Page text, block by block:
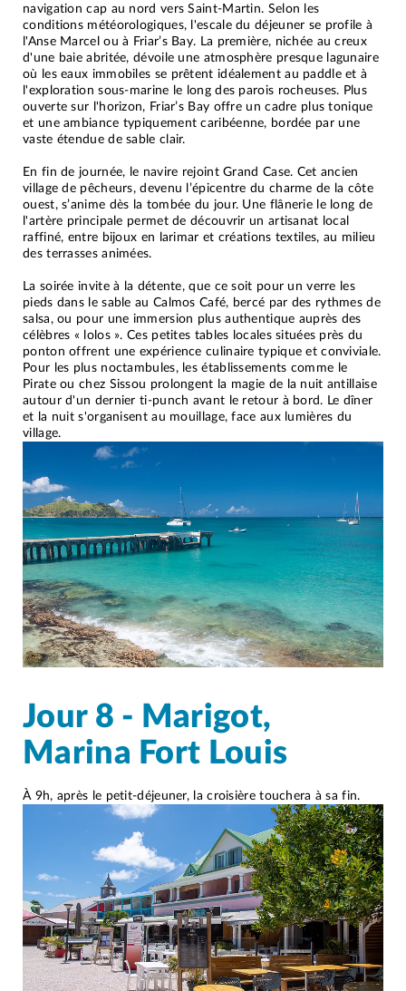
navigation cap au nord vers Saint-Martin. Selon les
conditions météorologiques, l'escale du déjeuner se profile à
l'Anse Marcel ou à Friar’s Bay. La première, nichée au creux
d'une baie abritée, dévoile une atmosphère presque lagunaire
où les eaux immobiles se prêtent idéalement au paddle et à
l'exploration sous-marine le long des parois rocheuses. Plus
ouverte sur l'horizon, Friar’s Bay offre un cadre plus tonique
et une ambiance typiquement caribéenne, bordée par une
vaste étendue de sable clair.
En fin de journée, le navire rejoint Grand Case. Cet ancien
village de pêcheurs, devenu l’épicentre du charme de la côte
ouest, s’anime dès la tombée du jour. Une flânerie le long de
l'artère principale permet de découvrir un artisanat local
raffiné, entre bijoux en larimar et créations textiles, au milieu
des terrasses animées.
La soirée invite à la détente, que ce soit pour un verre les
pieds dans le sable au Calmos Café, bercé par des rythmes de
salsa, ou pour une immersion plus authentique auprès des
célèbres « lolos ». Ces petites tables locales situées près du
ponton offrent une expérience culinaire typique et conviviale.
Pour les plus noctambules, les établissements comme le
Pirate ou chez Sissou prolongent la magie de la nuit antillaise
autour d'un dernier ti-punch avant le retour à bord. Le dîner
et la nuit s'organisent au mouillage, face aux lumières du
village.
Jour 8 - Marigot,
Marina Fort Louis
À 9h, après le petit-déjeuner, la croisière touchera à sa fin.